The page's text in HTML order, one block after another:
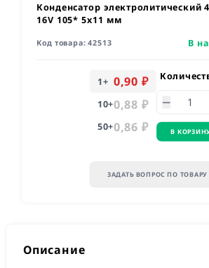
Конденсатор электролитический
16V 105* 5х11 мм
Код товара:42513 В
1+ 0,90 ₽
10+0,88 ₽
50+0,86 ₽ В
ЗАДАТЬ ВОПРОС ПО ТОВАРУ
Описание